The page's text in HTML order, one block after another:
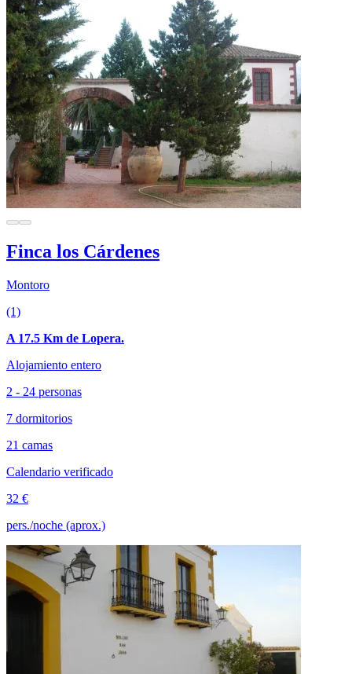
Finca los Cárdenes
Montoro
(1)
A 17.5 Km de Lopera.
Alojamiento entero
2 - 24 personas
7 dormitorios
21 camas
Calendario verificado
32 €
pers./noche (aprox.)